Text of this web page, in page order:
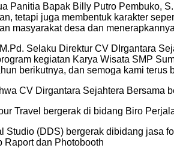
Panitia Bapak Billy Putro Pembuko,
tetapi juga membentuk karakter
masyarakat desa dan
Selaku Direktur CV DIrgantara
kegiatan Karya Wisata SMP
berikutnya, dan semoga kami
CV Dirgantara Sejahtera Bersama
Travel bergerak di bidang Biro
Studio (DDS) bergerak dibidang jasa
Raport dan Photobooth